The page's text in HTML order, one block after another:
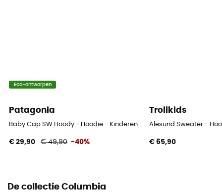
Eco-ontworpen
Patagonia
Baby Cap SW Hoody - Hoodie - Kinderen
€ 29,90 € 49,90 -40%
Trollkids
Alesund Sweater -
€ 65,90
De collectie Columbia